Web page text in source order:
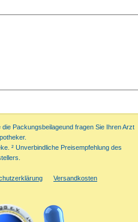
Packungsbeilageund fragen Sie Ihren Arzt
² Unverbindliche Preisempfehlung des
Versandkosten